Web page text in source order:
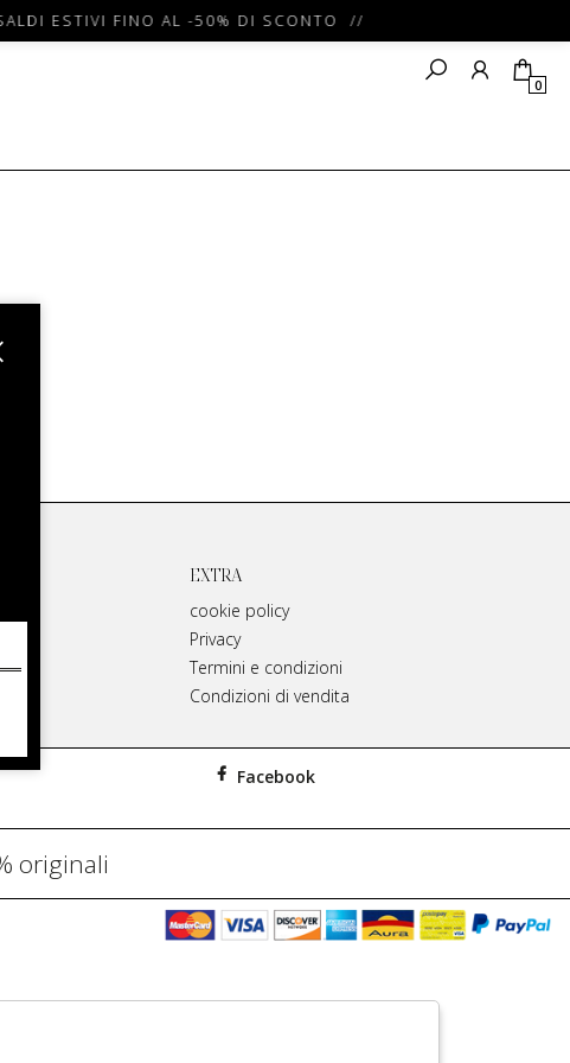
ESTIVI FINO AL -50% DI SCONTO //
0
EXTRA
cookie policy
Privacy
Termini e condizioni
Condizioni di vendita
Facebook
originali